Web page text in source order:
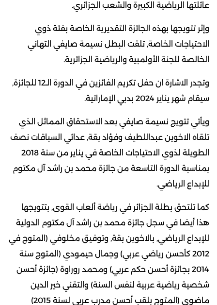
عائلتها الرياضية الكبيرة والشعب الجزائري.
وإثر تتويجها بهذه الجائزة التقديرية الخاصة بفئة ذوي
الاحتياجات الخاصة, تلقت البطل نسيمة صايفي التهاني
الخالصة للجنة الأولمبية والرياضية الجزائرية.
وتجدر الاشارة ان حفل تكريم الفائزين في الدورة الـ12 للجائزة,
سيقام شهر يناير 2024 بدبي الإماراتية.
ويأتي تتويج نسيمة صايفي بعد الاستحقاق المماثل الذي
تلقاه الاخوين عبداللطيف وفؤاد بقة, عدائي السباقات نصف
الطويلة لذوي الاحتياجات الخاصة في يناير من سنة 2018
بمناسبة الدورة التاسعة من جائزة محمد بن راشد آل مكتوم
للإبداع الرياضي.
كما تلتحق بطلة الجزائر في رياضة ألعاب القوى, بتتويجها
هذا أيضا في سجل جائزة محمد بن راشد آل مكتوم الدولية
للإبداع الرياضي, بالاخوين بقة, وتوفيق مخلوفي (المتوج في
2012 كأحسن رياضي عربي) وجمال حيمودي (المتوج سنة
2014 بجائزة أحسن حكم عربي) ومحمد روراوة (جائزة أحسن
شخصية رياضية عربية لنفس السنة) والتقني خير الدين
ماضوي (المتوج بلقب أحسن مدرب عربي لسنة 2015)